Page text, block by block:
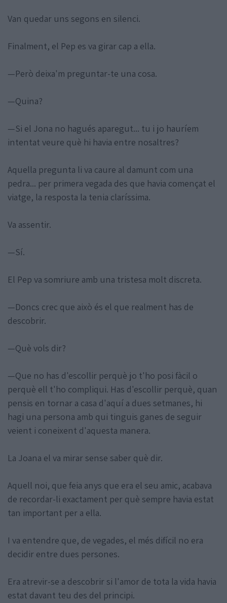
Van quedar uns segons en silenci.
Finalment, el Pep es va girar cap a ella.
—Però deixa'm preguntar-te una cosa.
—Quina?
—Si el Jona no hagués aparegut... tu i jo hauríem
intentat veure què hi havia entre nosaltres?
Aquella pregunta li va caure al damunt com una
pedra... per primera vegada des que havia començat el
viatge, la resposta la tenia claríssima.
Va assentir.
—Sí.
El Pep va somriure amb una tristesa molt discreta.
—Doncs crec que això és el que realment has de
descobrir.
—Què vols dir?
—Que no has d'escollir perquè jo t'ho posi fàcil o
perquè ell t'ho compliqui. Has d'escollir perquè, quan
pensis en tornar a casa d'aquí a dues setmanes, hi
hagi una persona amb qui tinguis ganes de seguir
veient i coneixent d'aquesta manera.
La Joana el va mirar sense saber què dir.
Aquell noi, que feia anys que era el seu amic, acabava
de recordar-li exactament per què sempre havia estat
tan important per a ella.
I va entendre que, de vegades, el més difícil no era
decidir entre dues persones.
Era atrevir-se a descobrir si l'amor de tota la vida havia
estat davant teu des del principi.